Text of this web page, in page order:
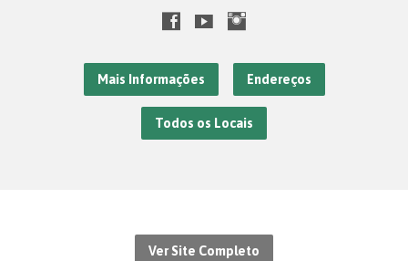
Mais Informações Endereços
Todos os Locais
Ver Site Completo